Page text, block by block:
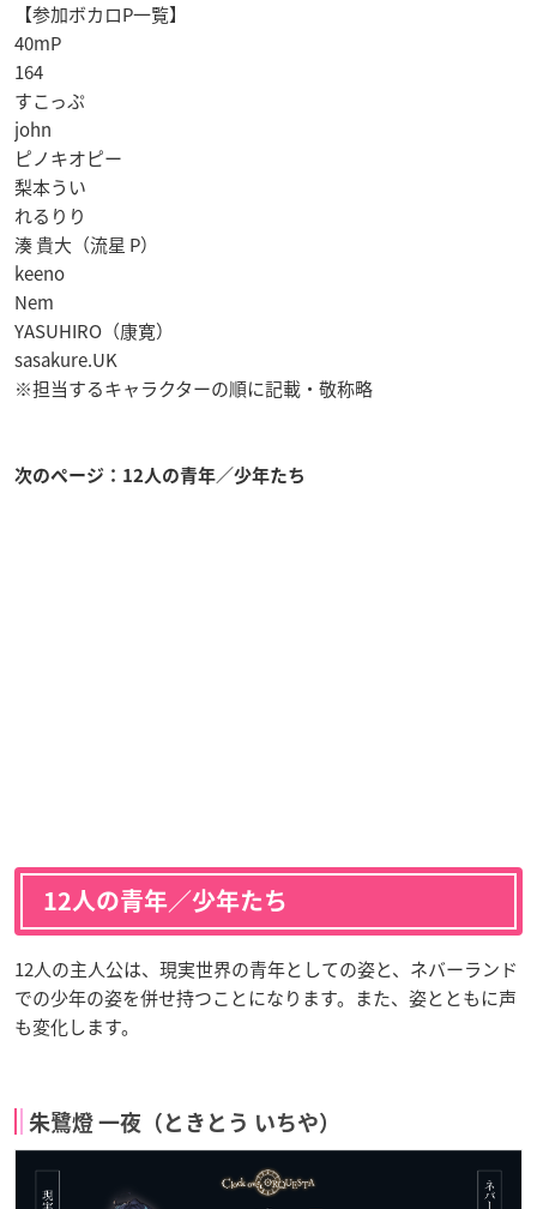
【参加ボカロP一覧】
40mP
164
すこっぷ
john
ピノキオピー
梨本うい
れるりり
湊 貴大（流星 P）
keeno
Nem
YASUHIRO（康寛）
sasakure.UK
※担当するキャラクターの順に記載・敬称略
次のページ：12人の青年／少年たち
12人の青年／少年たち
12人の主人公は、現実世界の青年としての姿と、ネバーランド
での少年の姿を併せ持つことになります。また、姿とともに声
も変化します。
朱鷺燈 一夜（ときとう いちや）